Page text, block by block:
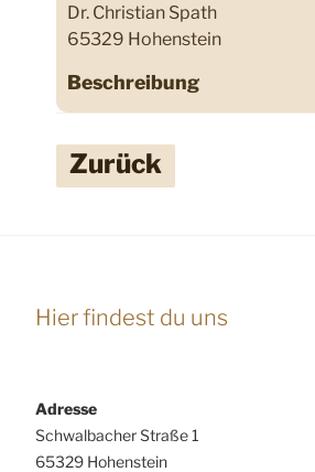
Dr. Christian Spath
65329 Hohenstein
Beschreibung
Zurück
Hier findest du uns
Adresse
Schwalbacher Straße 1
65329 Hohenstein